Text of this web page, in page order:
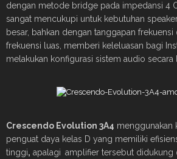
dengan metode bridge pada impedansi 4
sangat mencukupi untuk kebutuhan
besar, bahkan dengan tanggapan
frekuensi luas, memberi keleluasan bagi
melakukan konfigurasi sistem audio secara
Crescendo Evolution 3A4 menggunakan
penguat daya kelas D yang memiliki
tinggi, apalagi amplifier tersebut didukung